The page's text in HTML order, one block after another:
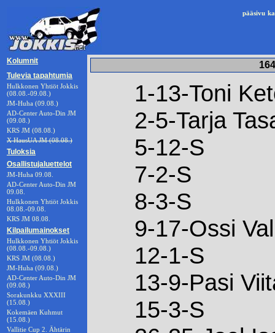
pääsivu
Kolumnit
Tulevia tapahtumia
Hulkkonen Yhtiöt Jokkis
(08.08.-09.08.)
JM-Huha (09.08.)
AD-Center Auto-Din JM
(09.08.)
KRS JM (08.08.)
X HausUA JM (08.08.)
Tuloksia
Osallistujaluettelot
JM-Huha 09.08.
AD-Center Auto-Din JM
09.08.
Hulkkonen Yhtiöt Jokkis
08.08.-09.08.
KRS JM 08.08.
Kilpailumainokset
Hulkkonen Yhtiöt Jokkis
(08.08.-09.08.)
KRS JM (08.08.)
JM-Huha (09.08.)
AD-Center Auto-Din JM
(09.08.)
Sorakunkku XXXIII
(15.08.)
Kokemäen Kuhmut
(15.08.)
Vallitie Cup 2. Ähtärin
1-13-Toni
2-5-Tarja
5-12-S
7-2-S
8-3-S
9-17-Ossi
12-1-S
13-9-Pasi
15-3-S